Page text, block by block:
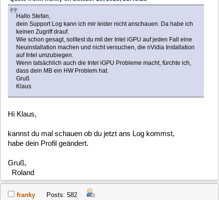
Hi Klaus,
kannst du mal schauen ob du jetzt ans Log kommst,
habe dein Profil geändert.
Gruß,
Roland
franky Posts: 582
Kein Bild nach Reboot
Reply #18 on:
funktioniert leider nicht.
Gruß
Klaus
franky
Kein Bild nach Reboot
Hallo Stefan,